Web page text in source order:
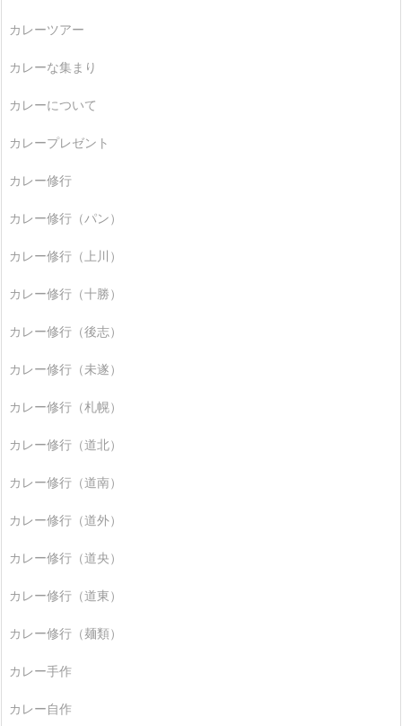
カレーツアー
カレーな集まり
カレーについて
カレープレゼント
カレー修行
カレー修行（パン）
カレー修行（上川）
カレー修行（十勝）
カレー修行（後志）
カレー修行（未遂）
カレー修行（札幌）
カレー修行（道北）
カレー修行（道南）
カレー修行（道外）
カレー修行（道央）
カレー修行（道東）
カレー修行（麺類）
カレー手作
カレー自作